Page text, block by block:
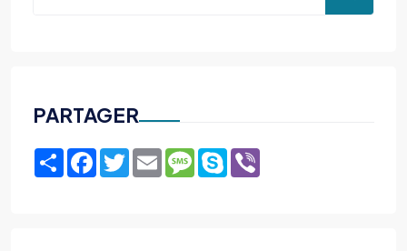
PARTAGER
ShareFacebook
TwitterEmailMessage
Skype